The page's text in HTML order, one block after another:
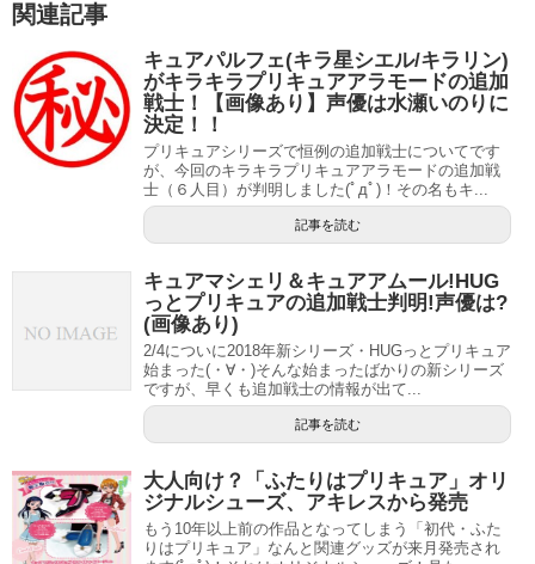
関連記事
キュアパルフェ(キラ星シエル/キラリン)
がキラキラプリキュアアラモードの追加
戦士！【画像あり】声優は水瀬いのりに
決定！！
プリキュアシリーズで恒例の追加戦士についてです
が、今回のキラキラプリキュアアラモードの追加戦
士（６人目）が判明しました(ﾟдﾟ)！その名もキ...
記事を読む
キュアマシェリ＆キュアアムール!HUG
っとプリキュアの追加戦士判明!声優は?
(画像あり)
2/4についに2018年新シリーズ・HUGっとプリキュア
始まった(・∀・)そんな始まったばかりの新シリーズ
ですが、早くも追加戦士の情報が出て...
記事を読む
大人向け？「ふたりはプリキュア」オリ
ジナルシューズ、アキレスから発売
もう10年以上前の作品となってしまう「初代・ふた
りはプリキュア」なんと関連グッズが来月発売され